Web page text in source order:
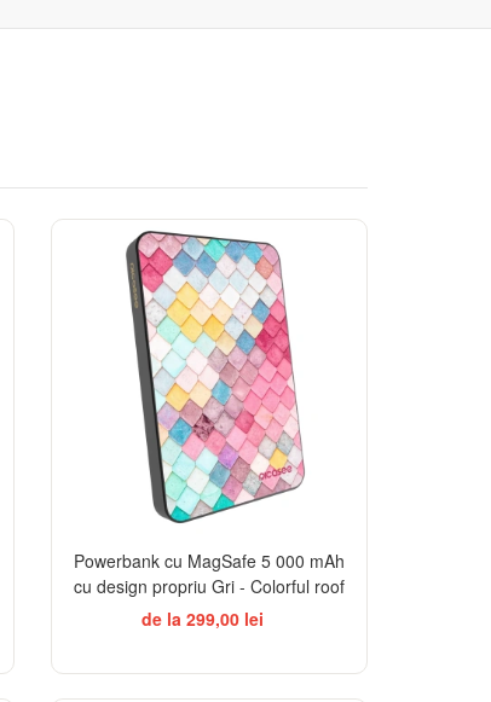
Powerbank cu MagSafe 5 000 mAh
cu design propriu Gri - Colorful roof
de la 299,00 lei